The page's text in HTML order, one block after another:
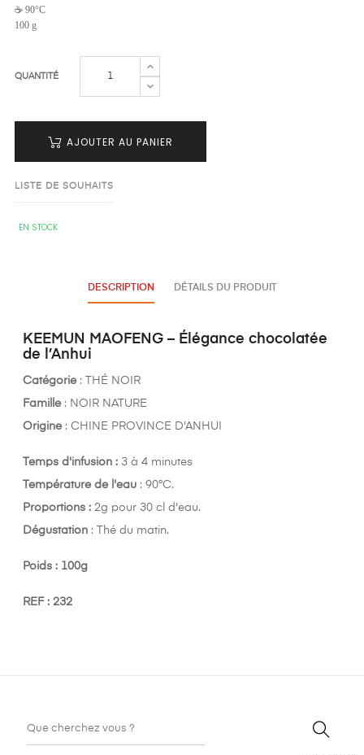
☕ 90°C
100 g
QUANTITÉ
AJOUTER AU PANIER
LISTE DE SOUHAITS
EN STOCK
DESCRIPTION DÉTAILS DU PRODUIT
KEEMUN MAOFENG – Élégance chocolatée
de l’Anhui
Catégorie: THÉ NOIR
Famille: NOIR NATURE
Origine: CHINE PROVINCE D'ANHUI
Temps d'infusion : 3 à 4 minutes
Température de l'eau : 90°C.
Proportions : 2g pour 30 cl d'eau.
Dégustation : Thé du matin.
Poids : 100g
REF : 232